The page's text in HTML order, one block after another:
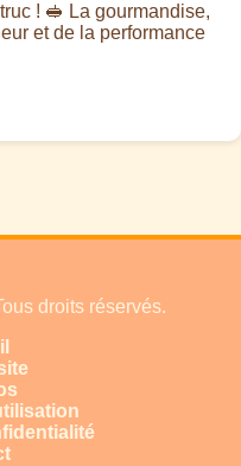
! 🥪 La gourmandise,
et de la performance
droits réservés.